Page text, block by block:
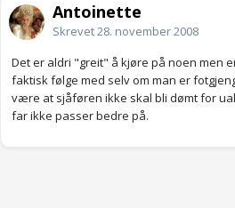
Antoinette
Skrevet28. november 2008
Det er aldri "greit" å kjøre på noen men
faktisk følge med selv om man er
være at sjåføren ikke skal bli dømt for
far ikke passer bedre på.